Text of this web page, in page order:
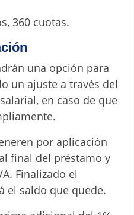
360 cuotas.
una opción para
un ajuste a través del
en caso de que
por aplicación
final del préstamo y
Finalizado el
el saldo que quede.